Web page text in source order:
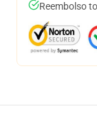
Reembolso